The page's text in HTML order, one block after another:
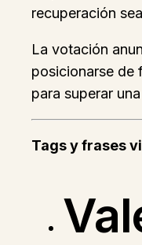
recuperación
La votación
posicionarse de
para superar
Tags y frases